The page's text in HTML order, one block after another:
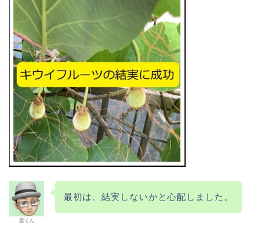
雲くん
最初は、結実しないかと心配しました。